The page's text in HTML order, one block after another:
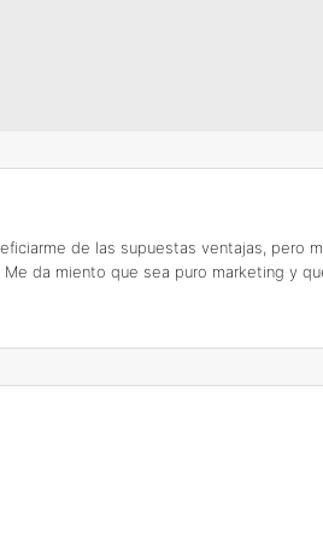
de las supuestas ventajas, pero
da miento que sea puro marketing y